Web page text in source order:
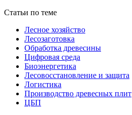
Статьи по теме
Лесное хозяйство
Лесозаготовка
Обработка древесины
Цифровая среда
Биоэнергетика
Лесовосстановление и защита
Логистика
Производство древесных плит
ЦБП